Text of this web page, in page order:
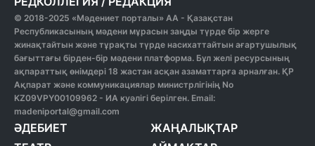
© 2018-2025 «Мәдениет порталы» АА - Қазақстан
Республикасының мәдени мұрасын заңды түрде бір жерге
жинақтайтын және тұрақты түрде насихаттайтын ағартушылық
бағыттағы бірден-бір мәдени платформа. Бұл желі ресурсының
ақпараттық өнімдері 18 жастан асқан азаматтарға арналған. ҚР
Ақпарат және коммуникациялар министрлігінің No
KZ09VPY00109962 - ИА куәлігі берілген. Email:
madeniportal@gmail.com
ӘДЕБИЕТ
ЖАҢАЛЫҚТАР